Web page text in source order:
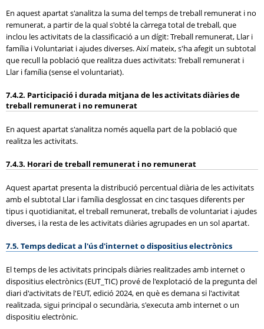
En aquest apartat s'analitza la suma del temps de treball remunerat i no
remunerat, a partir de la qual s'obté la càrrega total de treball, que
inclou les activitats de la classificació a un dígit: Treball remunerat, Llar i
família i Voluntariat i ajudes diverses. Així mateix, s'ha afegit un subtotal
que recull la població que realitza dues activitats: Treball remunerat i
Llar i família (sense el voluntariat).
7.4.2. Participació i durada mitjana de les activitats diàries de
treball remunerat i no remunerat
En aquest apartat s'analitza només aquella part de la població que
realitza les activitats.
7.4.3. Horari de treball remunerat i no remunerat
Aquest apartat presenta la distribució percentual diària de les activitats
amb el subtotal Llar i família desglossat en cinc tasques diferents per
tipus i quotidianitat, el treball remunerat, treballs de voluntariat i ajudes
diverses, i la resta de les activitats diàries agrupades en un sol apartat.
7.5. Temps dedicat a l'ús d'internet o dispositius electrònics
El temps de les activitats principals diàries realitzades amb internet o
dispositius electrònics (EUT_TIC) prové de l'explotació de la pregunta del
diari d'activitats de l'EUT, edició 2024, en què es demana si l'activitat
realitzada, sigui principal o secundària, s'executa amb internet o un
dispositiu electrònic.